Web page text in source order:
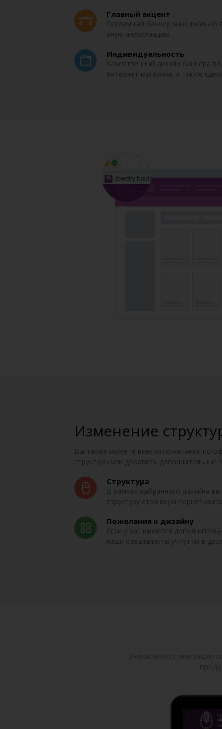
Главный акцент
Рекламный баннер максимально
иную информацию.
Индивидуальность
Качественный дизайн баннера
интернет-магазина, а также
Изменение
Вы также можете внести пожелания по
структуры или добавить дополнительные
Структура
В рамках выбранного дизайна
структуру страниц интернет-
Пожелания к дизайну
Если у вас имеются
наши специалисты учтут их в